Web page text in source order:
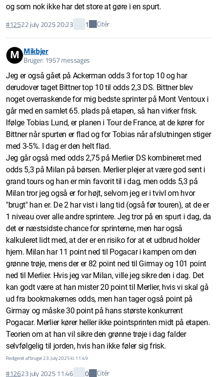
og som nok ikke har det store at gøre i en spurt.
#12522 july 2025 20:23 1 Citér
M Mikbjer
Bruger: 1957 messages
Jeg er også gået på Ackerman odds 3 for top 10 og har
derudover taget Bittner top 10 til odds 2,3 DS. Bittner blev
noget overraskende for mig bedste sprinter på Mont Ventoux i
går med en samlet 65. plads på etapen, så han virker frisk.
Ifølge Tobias Lund, er planen i Tour de France, at de kører for
Bittner når spurten er flad og for Tobias når afslutningen stiger
med 3-5%. I dag er den helt flad.
Jeg går også med odds 2,75 på Merlier DS kombineret med
odds 5,3 på Milan på børsen. Merlier plejer at være god sent i
grand tours og han er min favorit til i dag, men odds 5,3 på
Milan tror jeg også er for højt, selvom jeg er i tvivl om hvor
"brugt" han er. De 2 har vist i lang tid (også før touren), at de er
1 niveau over alle andre sprintere. Jeg tror på en spurt i dag, da
det er næstsidste chance for sprinterne, men har også
kalkuleret lidt med, at der er en risiko for at et udbrud holder
hjem. Milan har 11 point ned til Pogacar i kampen om den
grønne trøje, mens der er 82 point ned til Girmay og 101 point
ned til Merlier. Hvis jeg var Milan, ville jeg sikre den i dag. Det
kan godt være at han mister 20 point til Merlier, hvis vi skal gå
ud fra bookmakernes odds, men han tager også point på
Girmay og måske 30 point på hans største konkurrent
Pogacar. Merlier kører heller ikke pointsprinten midt på etapen.
Teorien om at han vil sikre den grønne trøje i dag falder
selvfølgelig til jorden, hvis han ikke føler sig frisk.
Redigeret af bruger 23. July 2025 kl. 11:49
#12623 july 2025 11:46 0 Citér